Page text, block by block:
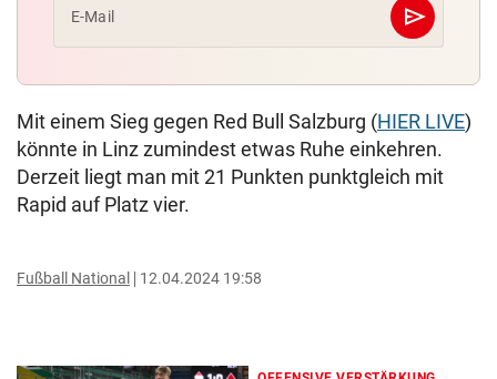
E-Mail send
Abschicken
Mit einem Sieg gegen Red Bull Salzburg (HIER LIVE)
könnte in Linz zumindest etwas Ruhe einkehren.
Derzeit liegt man mit 21 Punkten punktgleich mit
Rapid auf Platz vier.
Fußball National 12.04.2024 19:58